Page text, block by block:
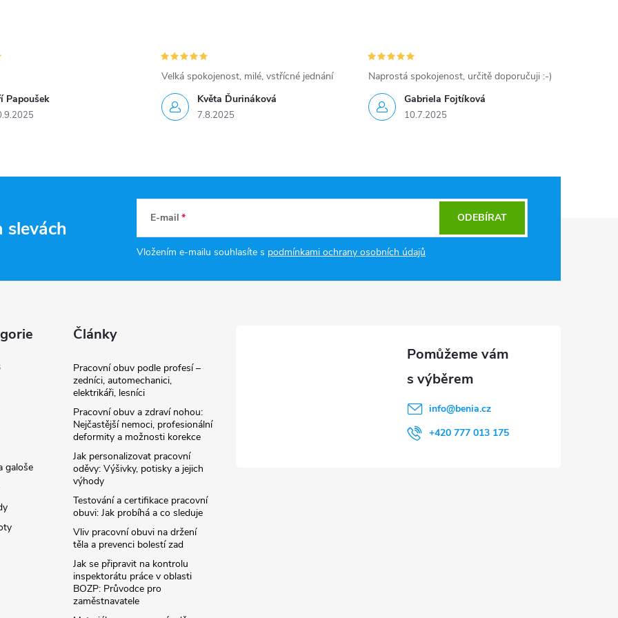
Papoušek
Květa Ďurináková
7.8.2025
Velká spokojenost, milé, vstřícné jednání
Gabriela Fojtíková
10.7.2025
Naprostá spokojenost, určitě doporučuji :-)
slevách E-mail
Vložením e-mailu souhlasíte s podmínkami ochrany osobních údajů
ODEBÍRAT
galoše
Články
Pracovní obuv podle profesí –
zedníci, automechanici,
elektrikáři, lesníci
Pracovní obuv a zdraví nohou:
Nejčastější nemoci, profesionální
deformity a možnosti korekce
Jak personalizovat pracovní
oděvy: Výšivky, potisky a jejich
výhody
Testování a certifikace pracovní
obuvi: Jak probíhá a co sleduje
Vliv pracovní obuvi na držení
těla a prevenci bolestí zad
Jak se připravit na kontrolu
inspektorátu práce v oblasti
BOZP: Průvodce pro
zaměstnavatele
info@benia.cz
+420 777 013 175